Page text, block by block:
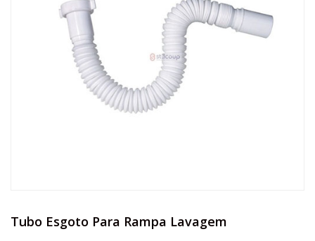
Tubo Esgoto Para Rampa Lavagem